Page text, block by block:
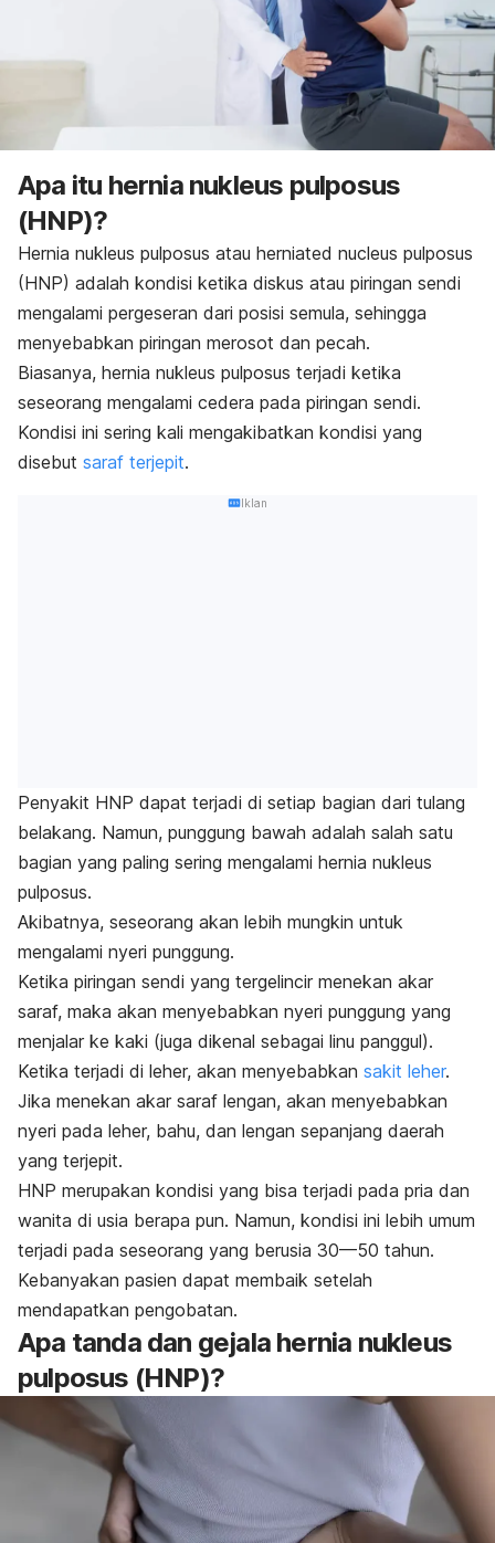
Apa itu hernia nukleus pulposus
(HNP)?
Hernia nukleus pulposus atau herniated nucleus pulposus
(HNP) adalah kondisi ketika diskus atau piringan sendi
mengalami pergeseran dari posisi semula, sehingga
menyebabkan piringan merosot dan pecah.
Biasanya, hernia nukleus pulposus terjadi ketika
seseorang mengalami cedera pada piringan sendi.
Kondisi ini sering kali mengakibatkan kondisi yang
disebut saraf terjepit.
Iklan
Penyakit HNP dapat terjadi di setiap bagian dari tulang
belakang. Namun, punggung bawah adalah salah satu
bagian yang paling sering mengalami hernia nukleus
pulposus.
Akibatnya, seseorang akan lebih mungkin untuk
mengalami nyeri punggung.
Ketika piringan sendi yang tergelincir menekan akar
saraf, maka akan menyebabkan nyeri punggung yang
menjalar ke kaki (juga dikenal sebagai linu panggul).
Ketika terjadi di leher, akan menyebabkan sakit leher.
Jika menekan akar saraf lengan, akan menyebabkan
nyeri pada leher, bahu, dan lengan sepanjang daerah
yang terjepit.
HNP merupakan kondisi yang bisa terjadi pada pria dan
wanita di usia berapa pun. Namun, kondisi ini lebih umum
terjadi pada seseorang yang berusia 30—50 tahun.
Kebanyakan pasien dapat membaik setelah
mendapatkan pengobatan.
Apa tanda dan gejala hernia nukleus
pulposus (HNP)?